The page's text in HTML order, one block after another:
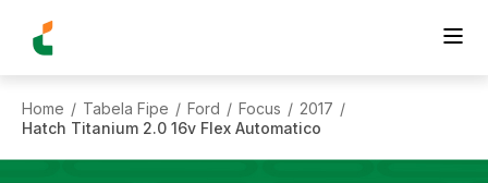
Home / Tabela Fipe / Ford / Focus / 2017 /
Hatch Titanium 2.0 16v Flex Automatico